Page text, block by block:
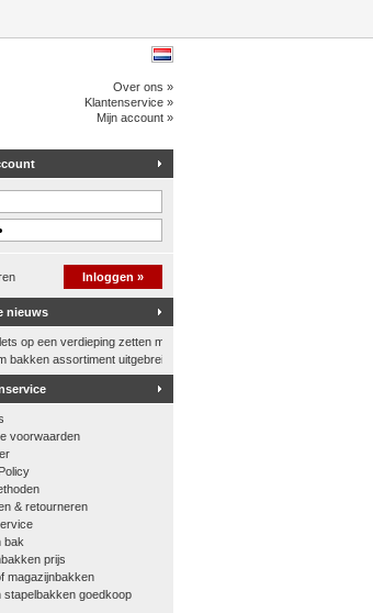
Over ons »
Klantenservice »
Mijn account »
Inloggen »
nieuws
op een verdieping zetten met een palletkantelhek
bakken assortiment uitgebreid
voorwaarden
& retourneren
bak
prijs
magazijnbakken
stapelbakken goedkoop